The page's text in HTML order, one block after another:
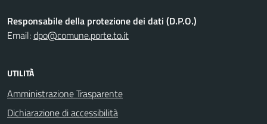
Responsabile della protezione dei dati (D.P.O.)
Email:dpo@comune.porte.to.it
UTILITÀ
Amministrazione Trasparente
Dichiarazione di accessibilità